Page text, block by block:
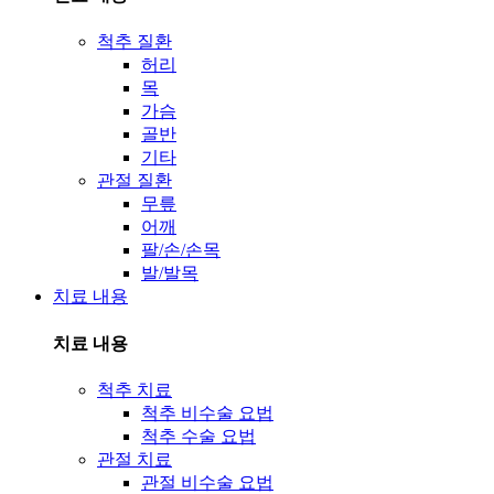
척추 질환
허리
목
가슴
골반
기타
관절 질환
무릎
어깨
팔/손/손목
발/발목
치료 내용
치료 내용
척추 치료
척추 비수술 요법
척추 수술 요법
관절 치료
관절 비수술 요법